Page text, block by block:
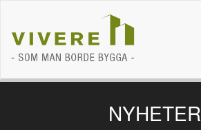
NYHETER